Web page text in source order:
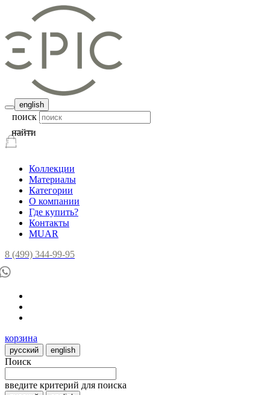
english
поиск
Коллекции
Материалы
Категории
О компании
Где купить?
Контакты
MUAR
8 (499) 344-99-95
корзина
русский english
Поиск
найти
введите критерий для поиска